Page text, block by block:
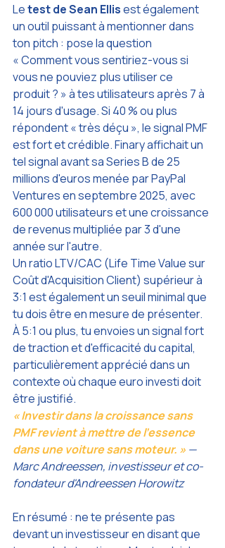
Le test de Sean Ellis est également
un outil puissant à mentionner dans
ton pitch : pose la question
« Comment vous sentiriez-vous si
vous ne pouviez plus utiliser ce
produit ? » à tes utilisateurs après 7 à
14 jours d'usage. Si 40 % ou plus
répondent « très déçu », le signal PMF
est fort et crédible. Finary affichait un
tel signal avant sa Series B de 25
millions d'euros menée par PayPal
Ventures en septembre 2025, avec
600 000 utilisateurs et une croissance
de revenus multipliée par 3 d'une
année sur l'autre.
Un ratio LTV/CAC (Life Time Value sur
Coût d'Acquisition Client) supérieur à
3:1 est également un seuil minimal que
tu dois être en mesure de présenter.
À 5:1 ou plus, tu envoies un signal fort
de traction et d'efficacité du capital,
particulièrement apprécié dans un
contexte où chaque euro investi doit
être justifié.
« Investir dans la croissance sans
PMF revient à mettre de l'essence
dans une voiture sans moteur. » —
Marc Andreessen, investisseur et co-
fondateur d'Andreessen Horowitz
En résumé : ne te présente pas
devant un investisseur en disant que